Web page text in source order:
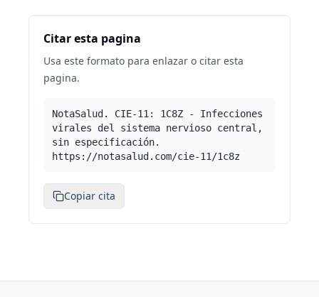
Citar esta pagina
Usa este formato para enlazar o citar esta
pagina.
NotaSalud. CIE-11: 1C8Z - Infecciones
virales del sistema nervioso central,
sin especificación.
https://notasalud.com/cie-11/1c8z
Copiar cita